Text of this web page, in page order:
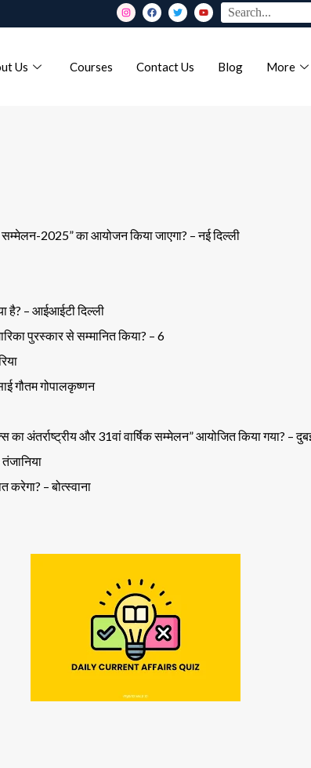
Us Courses Contact Us Blog More
सम्मेलन-2025” का आयोजन किया जाएगा? – नई दिल्ली
है? – आईआईटी दिल्ली
पुरस्कार से सम्मानित किया? – 6
गौतम गोपालकृष्णन
का अंतर्राष्ट्रीय और 31वां वार्षिक सम्मेलन” आयोजित किया गया? –
– बोत्स्वाना